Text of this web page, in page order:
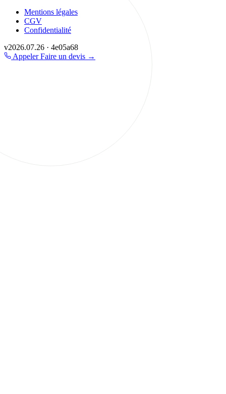
Mentions légales
CGV
Confidentialité
v2026.07.26 · 4e05a68
AppelerFaire un devis →